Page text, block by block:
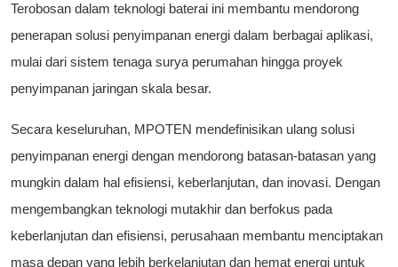
Terobosan dalam teknologi baterai ini membantu mendorong
penerapan solusi penyimpanan energi dalam berbagai aplikasi,
mulai dari sistem tenaga surya perumahan hingga proyek
penyimpanan jaringan skala besar.
Secara keseluruhan, MPOTEN mendefinisikan ulang solusi
penyimpanan energi dengan mendorong batasan-batasan yang
mungkin dalam hal efisiensi, keberlanjutan, dan inovasi. Dengan
mengembangkan teknologi mutakhir dan berfokus pada
keberlanjutan dan efisiensi, perusahaan membantu menciptakan
masa depan yang lebih berkelanjutan dan hemat energi untuk